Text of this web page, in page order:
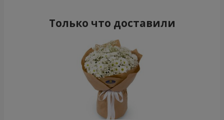
Только что доставили